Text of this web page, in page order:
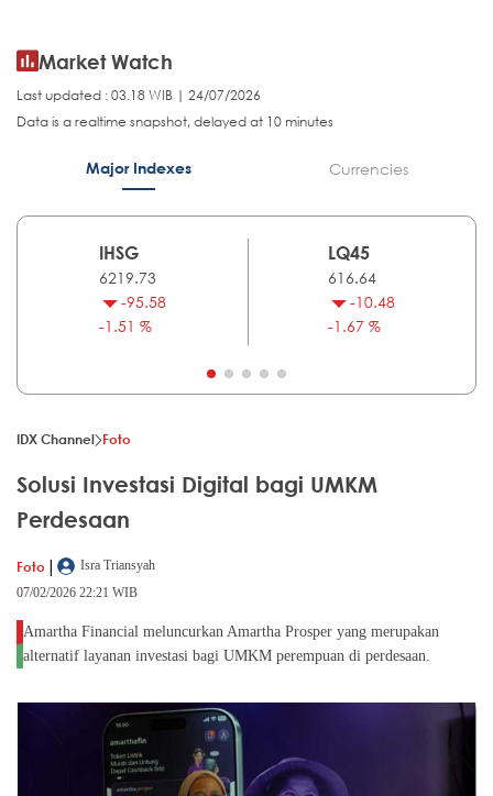
Market Watch
Last updated : 03.18 WIB | 24/07/2026
Data is a realtime snapshot, delayed at 10 minutes
Major Indexes Currencies
IHSG
6219.73
-95.58
-1.51 %
LQ45
616.64
-10.48
-1.67 %
IDX Channel Foto
Solusi Investasi Digital bagi UMKM
Perdesaan
Foto |
Isra Triansyah
07/02/2026 22:21 WIB
Amartha Financial meluncurkan Amartha Prosper yang merupakan
alternatif layanan investasi bagi UMKM perempuan di perdesaan.